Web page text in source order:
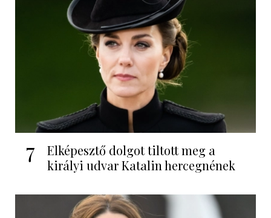
7
Elképesztő dolgot tiltott meg a
királyi udvar Katalin hercegnének